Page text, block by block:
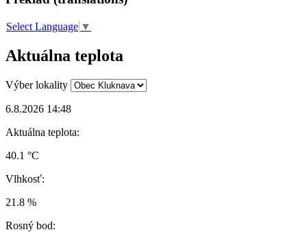
Select Language ▼
Aktuálna teplota
Výber lokality
6.8.2026 14:48
Aktuálna teplota:
40.1 °C
Vlhkosť:
21.8 %
Rosný bod: